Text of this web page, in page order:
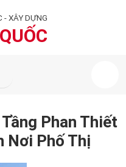
- XÂY DỰNG
Phan Thiết
Nơi Phố Thị